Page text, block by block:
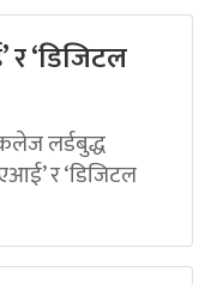
र ‘डिजिटल
लर्डबुद्ध
र ‘डिजिटल